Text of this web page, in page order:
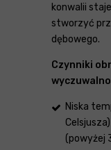
konwalii
stworzyć
dębowego.
Czynniki
Niska
(powyżej